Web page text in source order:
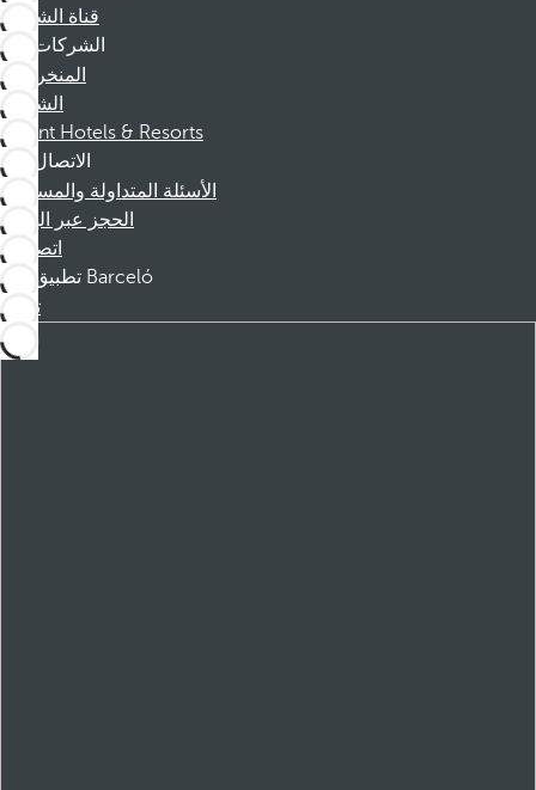
قناة الشكوى
الشركات
المنخرطين
الشركاء
Dorint Hotels & Resorts
الاتصال
الأسئلة المتداولة والمساعدة
الحجز عبر الهاتف
اتصل بنا
تطبيق Barceló
تنزيل